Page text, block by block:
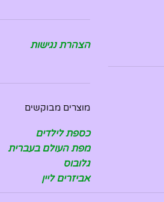
הצהרת נגישות
מוצרים מבוקשים
כספת לילדים
מפת העולם בעברית
גלובוס
אביזרים ליין